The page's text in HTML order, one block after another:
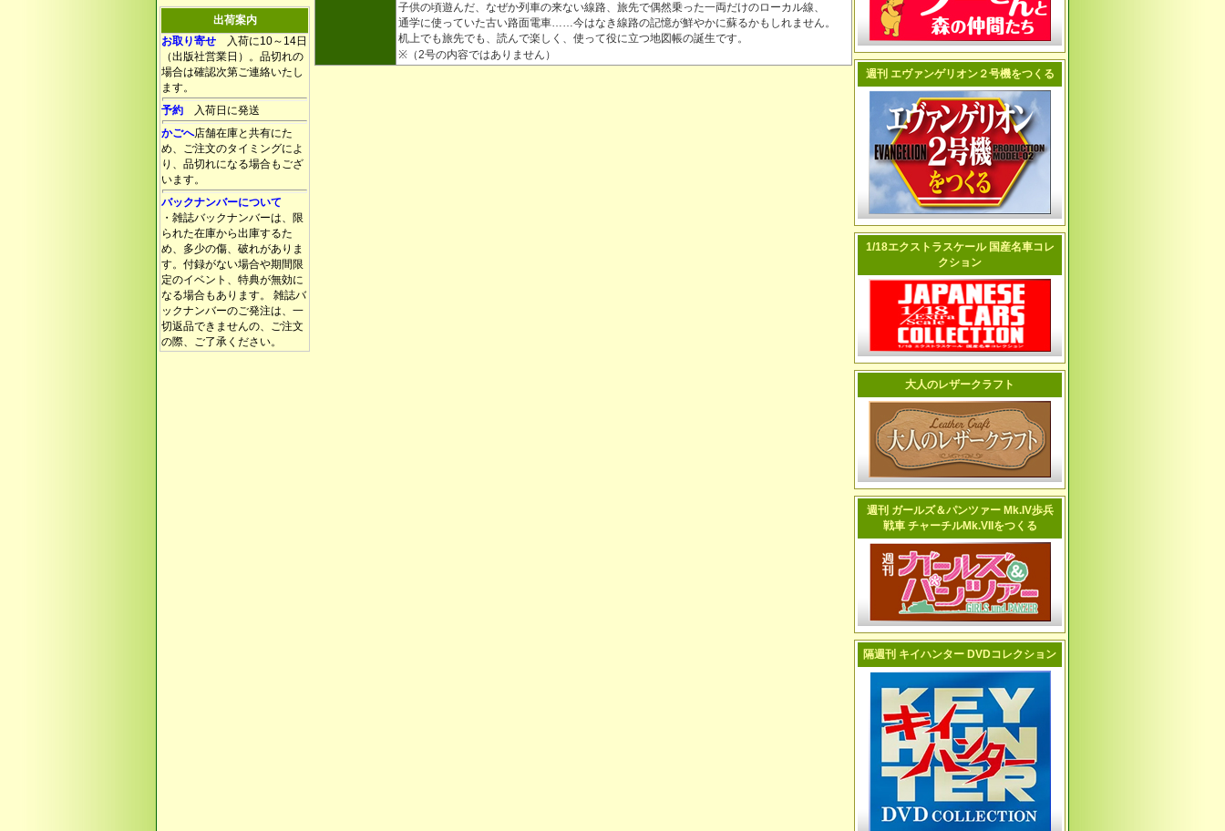
出荷案内
お取り寄せ 入荷に10～14日
（出版社営業日）。品切れの
場合は確認次第ご連絡いたし
ます。
予約 入荷日に発送
かごへ店舗在庫と共有にた
め、ご注文のタイミングによ
り、品切れになる場合もござ
います。
バックナンバーについて
・雑誌バックナンバーは、限
られた在庫から出庫するた
め、多少の傷、破れがありま
す。付録がない場合や期間限
定のイベント、特典が無効に
なる場合もあります。 雑誌バ
ックナンバーのご発注は、一
切返品できませんの、ご注文
の際、ご了承ください。
子供の頃遊んだ、なぜか列車の来ない線路、旅先で偶然乗った一両だけのローカル線、
通学に使っていた古い路面電車……今はなき線路の記憶が鮮やかに蘇るかもしれません。
机上でも旅先でも、読んで楽しく、使って役に立つ地図帳の誕生です。
※（2号の内容ではありません）
週刊 エヴァンゲリオン２号機をつくる
1/18エクストラスケール 国産名車コレ
クション
大人のレザークラフト
週刊 ガールズ＆パンツァー Mk.IV歩兵
戦車 チャーチルMk.VIIをつくる
隔週刊 キイハンター DVDコレクション